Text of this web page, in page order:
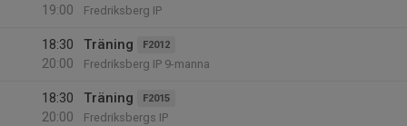
19:00
Fredriksberg IP
18:30
20:00
Träning F2012
Fredriksberg IP 9-manna
18:30
20:00
Träning F2015
Fredriksbergs IP